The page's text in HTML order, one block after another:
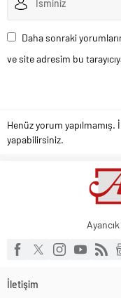
Daha sonraki
ve site adresim bu
Henüz yorum yapılmamış.
yapabilirsiniz.
İletişim